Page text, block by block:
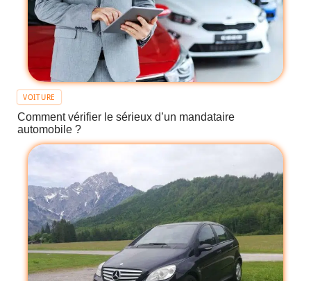
VOITURE
Comment vérifier le sérieux d’un mandataire
automobile ?